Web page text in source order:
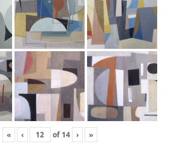
« ‹ of 14 › »